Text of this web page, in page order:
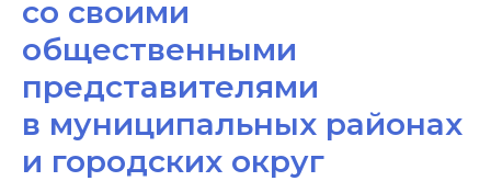
со своими
общественными
представителями
в муниципальных районах
и городских округ